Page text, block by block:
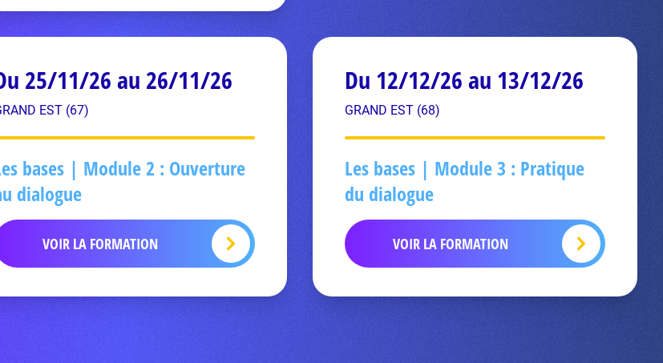
25/11/26 au 26/11/26
EST (67)
bases | Module 2 : Ouverture
dialogue
VOIR LA FORMATION
Du 12/12/26 au 13/12/26
GRAND EST (68)
Les bases | Module 3 : Pratique
du dialogue
VOIR LA FORMATION